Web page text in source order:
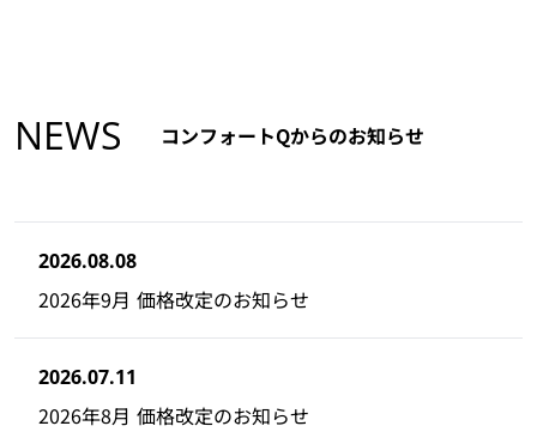
NEWS コンフォートQからのお知らせ
2026.08.08
2026年9月 価格改定のお知らせ
2026.07.11
2026年8月 価格改定のお知らせ